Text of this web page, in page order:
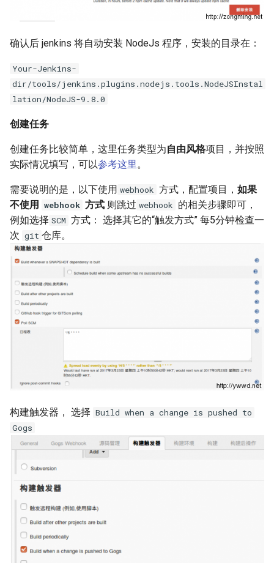
错
Docker 数据卷
如何使用docker-php-ext-
如何为Alpine容器安装Perl套
件？
没有LVM逻辑卷如何扩展
Docker存储空间？
Alpine容器更改正确时区
Docker stats命令
如何创建 Mongodb 容器？
CentOS 7 部署 Docker引擎
Docker rm 命令
Docker 查找容器的宿主机进
程ID
php容器无法加载ssh2模块
Docker容器 restart策略
Docker inspect 命令
CentOS 7 扩展root根分区
清除Linux系统登陆信息
supervisord 命令
screen 命令
brctl 命令
Linux 前台与后台
CentOS irqbalance导致高负载
使用 Pecl 安装 intl扩展
rabbitmq 3 安装与配置
ldd 命令
测试 CentOS 7 系统
LVM 扩展逻辑卷与文件系统
md5sum 命令
LVM 创建新的逻辑卷
openssl 命令
CentOS 使用阿里Yum源
使用 Docker-Compose 部署
Harbor 仓库
Docker 编排工具 Compose
python 元组
python 列表基本操作
python获取公网IP地址
python以脚本方式运行
Memcached 服务启动脚本
CentOS 配置多IP脚本
while 循环中ssh命令自动退
出
echo 字背景颜色和文字颜色
Shell 生成随机字符串
Shell 正则表达式
调试 Shell 脚本
Shell 判断一个文件是否为空
丁
XenServer 设置虚拟机CPU权
重
XenServer 重置root账户密码
Xen 半虚拟化(PV)和完全虚拟
化(HVM)
XenServer 销毁指定的 VDI
XenServer 隐藏的虚拟机
XenServer 主机池变更Master
XenServer 创建 Windows 实
例
XenServer 建立本地ISO SR库
XenServer Tools
XenServer 主机资源池
XenServer 存储
使用 XenCenter 绑定网卡
XenMotion 和 Storage
XenMotion
XenServer 更改桥接网络模式
Haproxy 配置SSL证书
SSL证书
Haproxy 日志
Squid refresh_pattern 指令
Squid Forwarding loop
detected
LVS UDP服务测试
LVS + Keepalived 生产环境参
考
LVS HA(Keepalived)
LVS 中的 arp_ignore 和
arp_annonuce 参数
LVS - Linux虚拟服务器
Haproxy URL Hash
Haproxy 安装与配置
redis 常用命令
Mysql innodb replication
Mysql 设置sql_mode
expired
Mysql 使用defaults-file免密
登录
net.core.somaxconn
Mysql 5.6 配置示例
Mysql skip-name-resolve
mode
使用 Pacemaker + Corosync
+ DRBD 完成 SuSe Mysql HA
方案
Mysql 数据导出与导入
Oracle 常用Sql语句
Ubuntu 获取笔记本硬件温度
量
使用iotop找到占用磁盘io的进
Ubuntu 关闭 Swap
Ubuntu 设置 swappiness
Ubuntu 系统 chpasswd 命令
Ubuntu 替换 cosmos 壁纸
Ubuntu 配置 SNMP服务
Ubuntu 单人模式修改root密码
Ubuntu 系统 dpkg 命令
Ubuntu 使用电信3G网络
Ubuntu 用命令修改图片
Ubuntu 使用minicom连接交换
机
确认后 jenkins 将自动安装 NodeJs 程序，安装的目录在：
Your-Jenkins-
dir/tools/jenkins.plugins.nodejs.tools.NodeJSInstal
lation/NodeJS-9.8.0
创建任务
创建任务比较简单，这里任务类型为自由风格项目，并按照
实际情况填写，可以参考这里。
需要说明的是，以下使用 webhook 方式，配置项目， 如果
不使用
webhook 方式 则跳过 webhook 的相关步骤即可，
例如选择 SCM 方式： 选择其它的“触发方式” 每5分钟检查一
次 git 仓库。
构建触发器， 选择 Build when a change is pushed to
Gogs